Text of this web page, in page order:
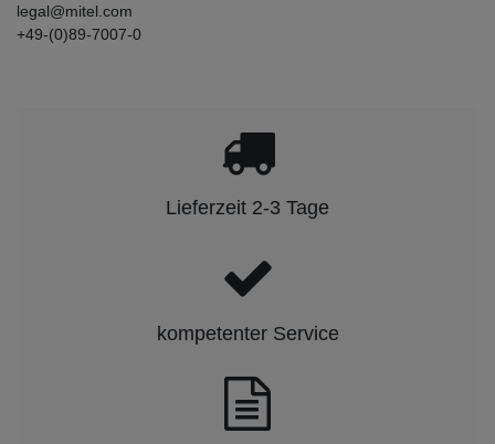
legal@mitel.com
+49-(0)89-7007-0
Lieferzeit 2-3 Tage
kompetenter Service